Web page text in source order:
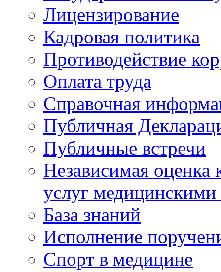
Лицензирование
Кадровая политика
Противодействие
Оплата труда
Справочная
Публичная
Публичные встречи
Независимая оценка
услуг
База знаний
Исполнение
Спорт в медицине